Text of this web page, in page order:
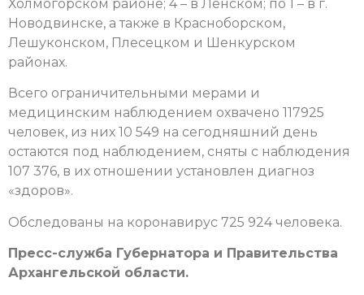
Холмогорском районе; 4 – в Ленском; по 1 – в г.
Новодвинске, а также в Красноборском,
Лешуконском, Плесецком и Шенкурском
районах.
Всего ограничительными мерами и
медицинским наблюдением охвачено 117925
человек, из них 10 549 на сегодняшний день
остаются под наблюдением, сняты с наблюдения
107 376, в их отношении установлен диагноз
«здоров».
Обследованы на коронавирус 725 924 человека.
Пресс-служба Губернатора и Правительства
Архангельской области.